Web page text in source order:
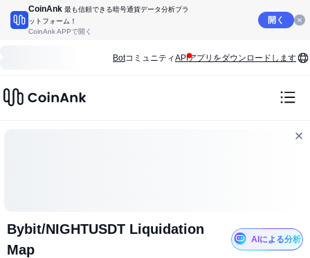
CoinAnk 最も信頼できる暗号通貨データ分析プラ
ットフォーム！
CoinAnk APPで開く
開く
BotコミュニティAPIアプリをダウンロードします
Bybit/NIGHTUSDT Liquidation
Map
AIによる分析